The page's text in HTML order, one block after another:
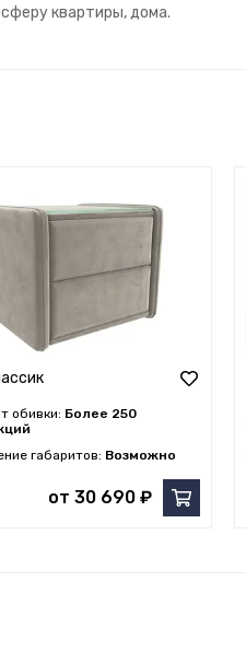
квартиры, дома.
обивки: Более 250
габаритов: Возможно
от 30 690 ₽